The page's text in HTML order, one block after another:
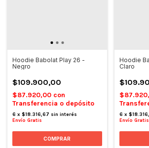
Hoodie Babolat Play 26 -
Negro
$109.900,00
$87.920,00 con
Transferencia o depósito
6 x $18.316,67 sin interés
Envío Gratis
COMPRAR
Hoodie
Claro
6 x
Envío Gratis